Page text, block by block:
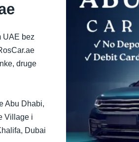
UAE bez
druge
Abu Dhabi,
Village i
Dubai